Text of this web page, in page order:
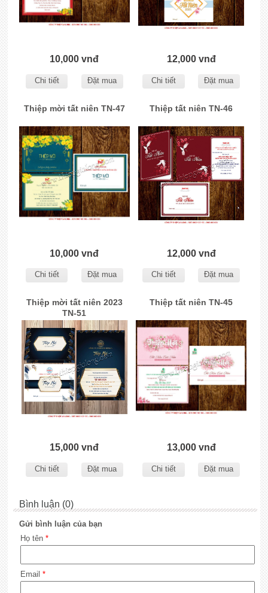
10,000 vnđ
Chi tiết Đặt mua
12,000 vnđ
Chi tiết Đặt mua
Thiệp mời tất niên TN-47
10,000 vnđ
Chi tiết Đặt mua
Thiệp tất niên TN-46
12,000 vnđ
Chi tiết Đặt mua
Thiệp mời tất niên 2023
TN-51
15,000 vnđ
Chi tiết Đặt mua
Thiệp tất niên TN-45
13,000 vnđ
Chi tiết Đặt mua
Bình luận (0)
Gửi bình luận của bạn
Họ tên *
Email *